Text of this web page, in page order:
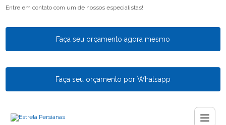
Entre em contato com um de nossos especialistas!
Faça seu orçamento agora mesmo
Faça seu orçamento por Whatsapp